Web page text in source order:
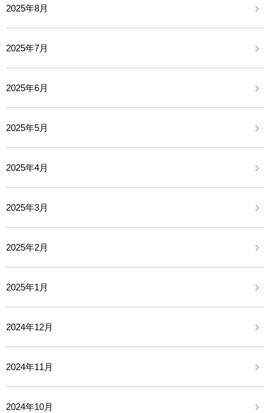
2025年8月
2025年7月
2025年6月
2025年5月
2025年4月
2025年3月
2025年2月
2025年1月
2024年12月
2024年11月
2024年10月